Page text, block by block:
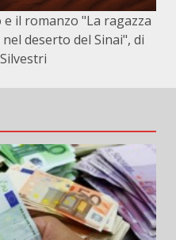
il romanzo "La ragazza
deserto del Sinai", di